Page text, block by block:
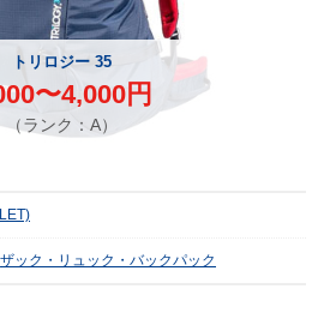
トリロジー 35
〜4,000円
（ランク：A）
ザック・リュック・バックパック